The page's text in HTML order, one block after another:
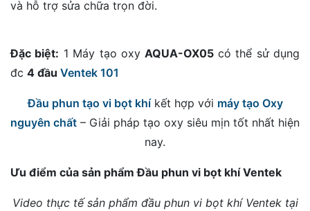
và hỗ trợ sửa chữa trọn đời.
Đặc biệt: 1 Máy tạo oxyAQUA-OX05 có thể sử dụng
đc 4 đầu Ventek 101
Đầu phun tạo vi bọt khíkết hợp với máy tạo Oxy
nguyên chất – Giải pháp tạo oxy siêu mịn tốt nhất hiện
nay.
Ưu điểm của sản phẩm Đầu phun vi bọt khí Ventek
Video thực tế sản phẩm đầu phun vi bọt khí Ventek tại